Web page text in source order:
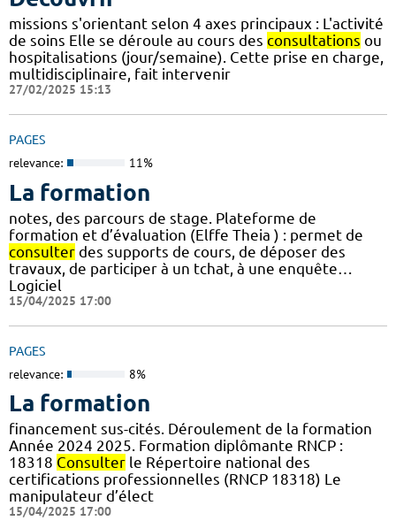
missions s'orientant selon 4 axes principaux : L'activité
de soins Elle se déroule au cours des consultations ou
hospitalisations (jour/semaine). Cette prise en charge,
multidisciplinaire, fait intervenir
27/02/2025 15:13
PAGES
relevance: 11%
La formation
notes, des parcours de stage. Plateforme de
formation et d’évaluation (Elffe Theia ) : permet de
consulter des supports de cours, de déposer des
travaux, de participer à un tchat, à une enquête…
Logiciel
15/04/2025 17:00
PAGES
relevance: 8%
La formation
financement sus-cités. Déroulement de la formation
Année 2024 2025. Formation diplômante RNCP :
18318 Consulter le Répertoire national des
certifications professionnelles (RNCP 18318) Le
manipulateur d’élect
15/04/2025 17:00